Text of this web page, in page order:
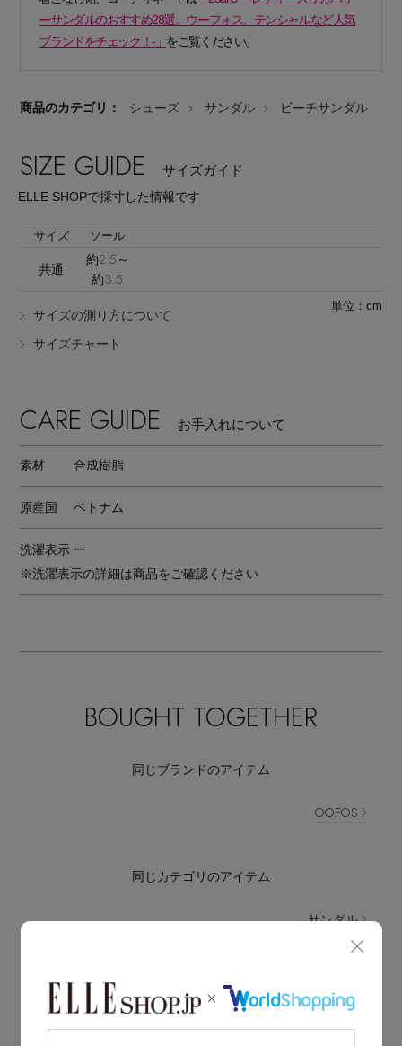
主役級ニットが揃う「シーエフシーエル」の
POP UPがスタート
ーサンダルのおすすめ28選。ウーフォス、テンシャルなど人気
ブランドをチェック！-」 をご覧ください。
商品のカテゴリ： シューズ サンダル ビーチサンダル
SIZE GUIDE サイズガイド
ELLE SHOPで採寸した情報です
サイズ ソール
共通
約2.5～
約3.5
サイズの測り方について
サイズチャート
単位：cm
CARE GUIDE お手入れについて
素材 合成樹脂
原産国 ベトナム
洗濯表示 ー
※洗濯表示の詳細は商品をご確認ください
BOUGHT TOGETHER
同じブランドのアイテム
OOFOS
同じカテゴリのアイテム
サンダル
LATEST TOPICS